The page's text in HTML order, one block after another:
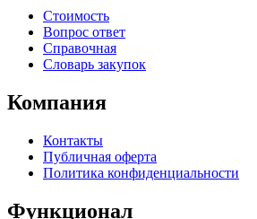
Стоимость
Вопрос ответ
Справочная
Словарь закупок
Компания
Контакты
Публичная оферта
Политика конфиденциальности
Функционал